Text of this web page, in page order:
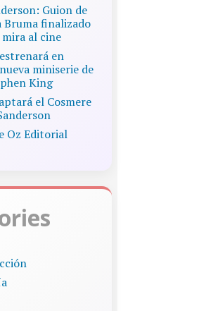
Guion de
Bruma finalizado
al cine
en
miniserie de
King
el Cosmere
Oz Editorial